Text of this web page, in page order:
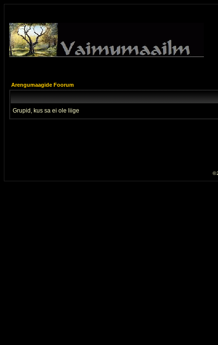
Arengumaagide Foorum
Grupid, kus sa ei ole liige
©